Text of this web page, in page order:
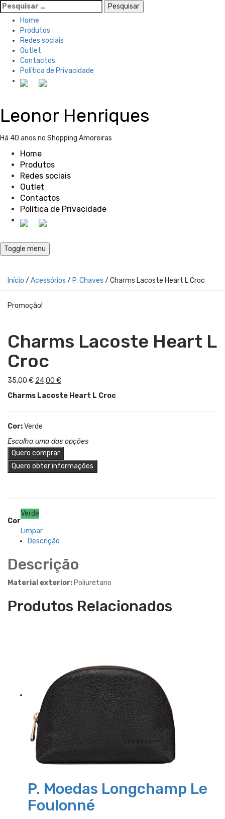
Pesquisar
por:
Home
Produtos
Redes sociais
Outlet
Contactos
Política de Privacidade
Leonor Henriques
Há 40 anos no Shopping Amoreiras
Home
Produtos
Redes sociais
Outlet
Contactos
Política de Privacidade
Toggle menu
Início / Acessórios / P. Chaves / Charms Lacoste Heart L Croc
Promoção!
Charms Lacoste Heart L
Croc
35,00€ O
original
24,00 €O
atual
Charms Lacoste Heart L Croc
Cor:Verde
Escolha uma das opções
Quero comprar
Quero obter informações
Cor
Verde
Limpar
Descrição
Descrição
Material exterior: Poliuretano
Produtos Relacionados
P. Moedas Longchamp Le
Foulonné